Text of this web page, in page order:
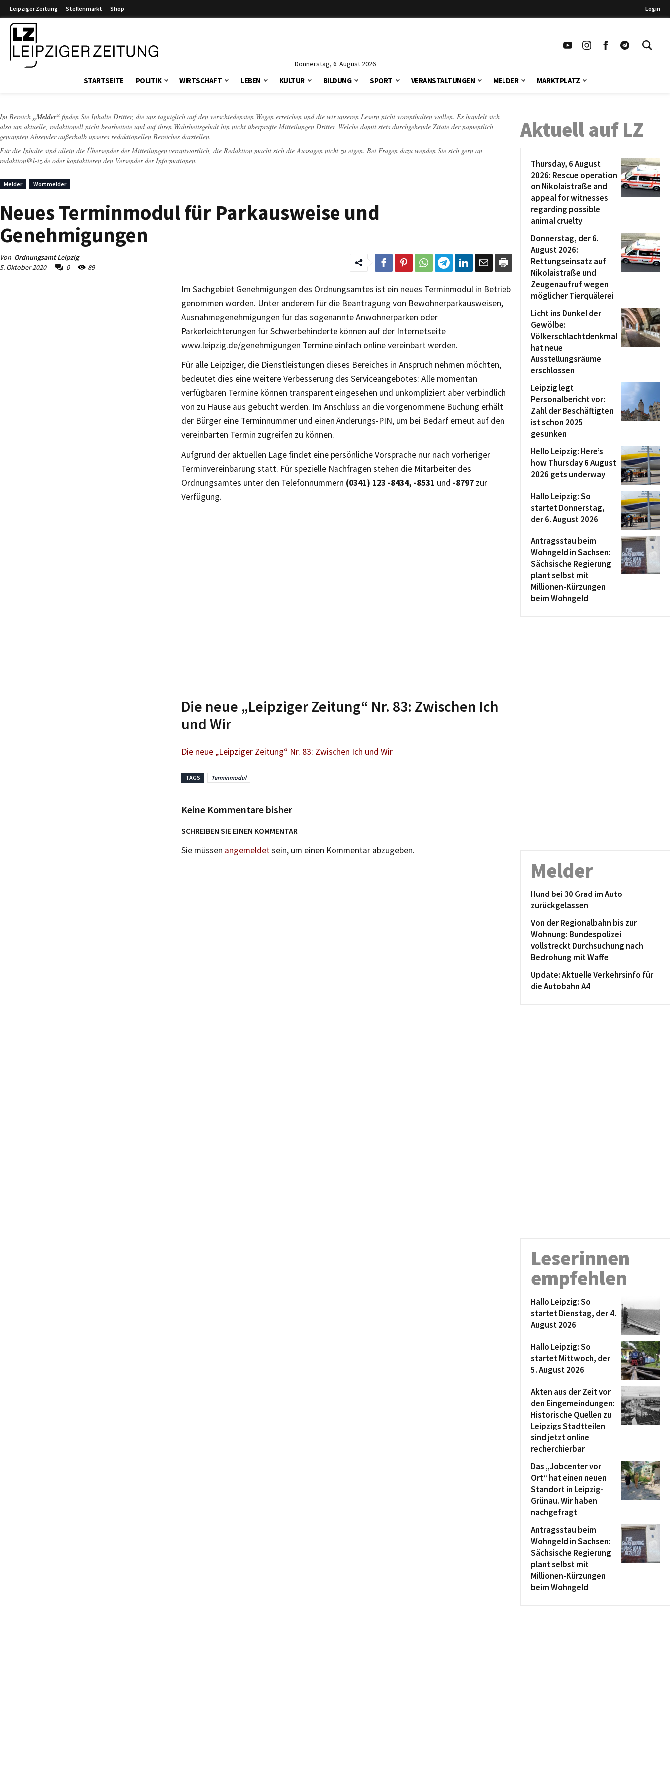
Leipziger Zeitung Stellenmarkt Shop Login
Donnerstag, 6. August 2026
STARTSEITE POLITIK WIRTSCHAFT LEBEN KULTUR BILDUNG SPORT VERANSTALTUNGEN MELDER MARKTPLATZ
Im Bereich „Melder“ finden Sie Inhalte Dritter, die uns tagtäglich auf den verschiedensten Wegen erreichen und die wir unseren Lesern nicht vorenthalten wollen. Es handelt sich
also um aktuelle, redaktionell nicht bearbeitete und auf ihren Wahrheitsgehalt hin nicht überprüfte Mitteilungen Dritter. Welche damit stets durchgehende Zitate der namentlich
genannten Absender außerhalb unseres redaktionellen Bereiches darstellen.
Für die Inhalte sind allein die Übersender der Mitteilungen verantwortlich, die Redaktion macht sich die Aussagen nicht zu eigen. Bei Fragen dazu wenden Sie sich gern an
redaktion@l-iz.de oder kontaktieren den Versender der Informationen.
Melder Wortmelder
Neues Terminmodul für Parkausweise und
Genehmigungen
Von Ordnungsamt Leipzig
5. Oktober 2020
0 89
Im Sachgebiet Genehmigungen des Ordnungsamtes ist ein neues Terminmodul in Betrieb
genommen worden. Unter anderem für die Beantragung von Bewohnerparkausweisen,
Ausnahmegenehmigungen für das sogenannte Anwohnerparken oder
Parkerleichterungen für Schwerbehinderte können auf der Internetseite
www.leipzig.de/genehmigungen Termine einfach online vereinbart werden.
Für alle Leipziger, die Dienstleistungen dieses Bereiches in Anspruch nehmen möchten,
bedeutet dies eine weitere Verbesserung des Serviceangebotes: Alle momentan
verfügbaren Termine können transparent eingesehen und unkompliziert aber verbindlich
von zu Hause aus gebucht werden. Im Anschluss an die vorgenommene Buchung erhält
der Bürger eine Terminnummer und einen Änderungs-PIN, um bei Bedarf erneut auf den
vereinbarten Termin zugreifen zu können.
Aufgrund der aktuellen Lage findet eine persönliche Vorsprache nur nach vorheriger
Terminvereinbarung statt. Für spezielle Nachfragen stehen die Mitarbeiter des
Ordnungsamtes unter den Telefonnummern (0341) 123 -8434, -8531 und -8797 zur
Verfügung.
Die neue „Leipziger Zeitung“ Nr. 83: Zwischen Ich
und Wir
Die neue „Leipziger Zeitung“ Nr. 83: Zwischen Ich und Wir
TAGS Terminmodul
Keine Kommentare bisher
SCHREIBEN SIE EINEN KOMMENTAR
Sie müssen angemeldetsein, um einen Kommentar abzugeben.
Aktuell auf LZ
Thursday, 6 August
2026: Rescue operation
on Nikolaistraße and
appeal for witnesses
regarding possible
animal cruelty
Donnerstag, der 6.
August 2026:
Rettungseinsatz auf
Nikolaistraße und
Zeugenaufruf wegen
möglicher Tierquälerei
Licht ins Dunkel der
Gewölbe:
Völkerschlachtdenkmal
hat neue
Ausstellungsräume
erschlossen
Leipzig legt
Personalbericht vor:
Zahl der Beschäftigten
ist schon 2025
gesunken
Hello Leipzig: Here’s
how Thursday 6 August
2026 gets underway
Hallo Leipzig: So
startet Donnerstag,
der 6. August 2026
Antragsstau beim
Wohngeld in Sachsen:
Sächsische Regierung
plant selbst mit
Millionen-Kürzungen
beim Wohngeld
Melder
Hund bei 30 Grad im Auto
zurückgelassen
Von der Regionalbahn bis zur
Wohnung: Bundespolizei
vollstreckt Durchsuchung nach
Bedrohung mit Waffe
Update: Aktuelle Verkehrsinfo für
die Autobahn A4
Leserinnen
empfehlen
Hallo Leipzig: So
startet Dienstag, der 4.
August 2026
Hallo Leipzig: So
startet Mittwoch, der
5. August 2026
Akten aus der Zeit vor
den Eingemeindungen:
Historische Quellen zu
Leipzigs Stadtteilen
sind jetzt online
recherchierbar
Das „Jobcenter vor
Ort“ hat einen neuen
Standort in Leipzig-
Grünau. Wir haben
nachgefragt
Antragsstau beim
Wohngeld in Sachsen:
Sächsische Regierung
plant selbst mit
Millionen-Kürzungen
beim Wohngeld